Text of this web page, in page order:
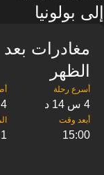
إلى بولونيا
مغادرات بعد
الظهر
4 س 14 د 4 س 14 د
15:00
1